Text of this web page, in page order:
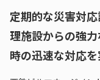
定期的な災害対
理施設からの強
時の迅速な対応